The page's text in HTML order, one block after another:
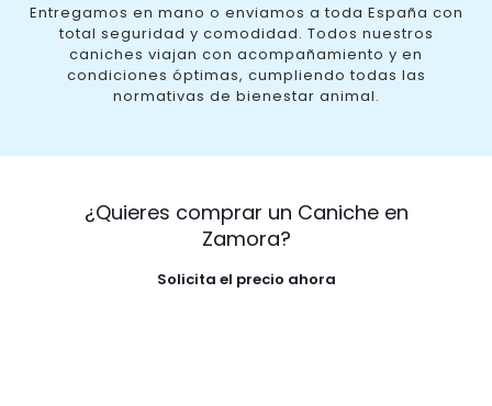
Entregamos en mano o enviamos a toda España con
total seguridad y comodidad. Todos nuestros
caniches viajan con acompañamiento y en
condiciones óptimas, cumpliendo todas las
normativas de bienestar animal.
¿Quieres comprar un Caniche en
Zamora?
Solicita el precio ahora